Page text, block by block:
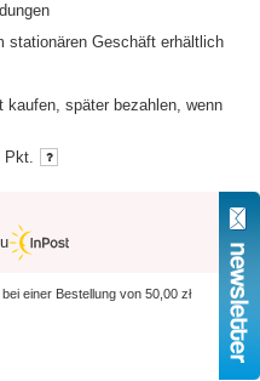
stationären Geschäft erhältlich
kaufen, später bezahlen, wenn
Pkt.
einer Bestellung von 50,00 zł